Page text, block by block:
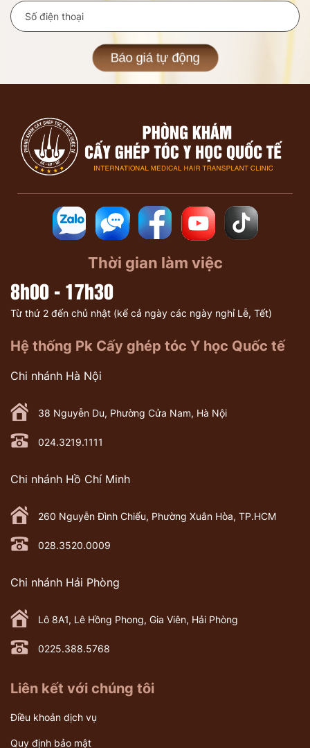
Báo giá tự động
Thời gian làm việc
8h00 - 17h30
Từ thứ 2 đến chủ nhật (kể cả ngày các ngày nghỉ Lễ, Tết)
Hệ thống Pk Cấy ghép tóc Y học Quốc tế
Chi nhánh Hà Nội
38 Nguyễn Du, Phường Cửa Nam, Hà Nội
024.3219.1111
Chi nhánh Hồ Chí Minh
260 Nguyễn Đình Chiểu, Phường Xuân Hòa, TP.HCM
028.3520.0009
Chi nhánh Hải Phòng
Lô 8A1, Lê Hồng Phong, Gia Viên, Hải Phòng
0225.388.5768
Liên kết với chúng tôi
Điều khoản dịch vụ
Quy định bảo mật